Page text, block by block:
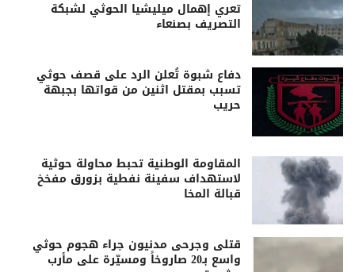
تعري إهمال ميليشيا الحوثي لشبكة
التصريف بصنعاء
دفاع شبوة تُعلن الرد على قصف حوثي
تسبب بمقتل اثنين من قواتها بجبهة
حريب
المقاومة الوطنية تحبط محاولة حوثية
لاستهداف سفينة نفطية بزورق مفخخ
قبالة المخا
قتلى وجرحى مدنيون جراء هجوم حوثي
واسع بـ20 صاروخاً ومسيّرة على مأرب